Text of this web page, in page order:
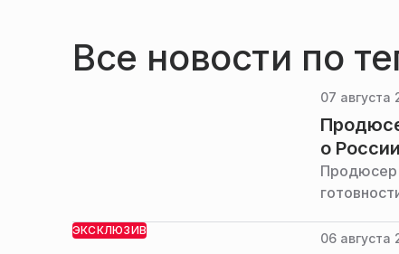
Все новости по
07 августа
о России
Продюсер
ЭКСКЛЮЗИВ 06 августа